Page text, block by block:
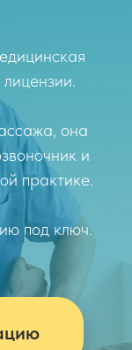
она
и
практике.
под ключ.